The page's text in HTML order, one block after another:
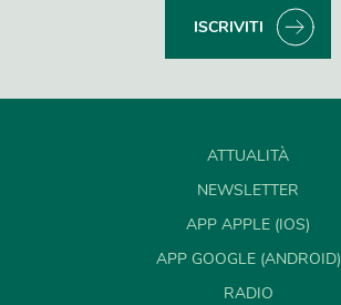
ISCRIVITI
ATTUALITÀ
NEWSLETTER
APP APPLE (IOS)
APP GOOGLE (ANDROID)
RADIO